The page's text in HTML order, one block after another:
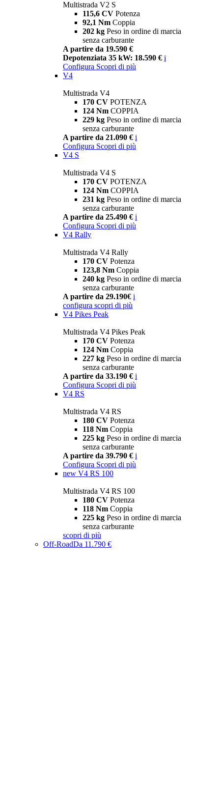
Multistrada V2 S
115,6 CV Potenza
92,1 Nm Coppia
202 kg Peso in ordine di marcia
senza carburante
A partire da 19.590 €
Depotenziata 35 kW: 18.590 € i
Configura Scopri di più
V4
Multistrada V4
170 CV POTENZA
124 Nm COPPIA
229 kg Peso in ordine di marcia
senza carburante
A partire da 21.090 € i
Configura Scopri di più
V4 S
Multistrada V4 S
170 CV POTENZA
124 Nm COPPIA
231 kg Peso in ordine di marcia
senza carburante
A partire da 25.490 € i
Configura Scopri di più
V4 Rally
Multistrada V4 Rally
170 CV Potenza
123,8 Nm Coppia
240 kg Peso in ordine di marcia
senza carburante
A partire da 29.190€ i
configura scopri di più
V4 Pikes Peak
Multistrada V4 Pikes Peak
170 CV Potenza
124 Nm Coppia
227 kg Peso in ordine di marcia
senza carburante
A partire da 33.190 € i
Configura Scopri di più
V4 RS
Multistrada V4 RS
180 CV Potenza
118 Nm Coppia
225 kg Peso in ordine di marcia
senza carburante
A partire da 39.790 € i
Configura Scopri di più
new V4 RS 100
Multistrada V4 RS 100
180 CV Potenza
118 Nm Coppia
225 kg Peso in ordine di marcia
senza carburante
scopri di più
Off-RoadDa 11.790 €